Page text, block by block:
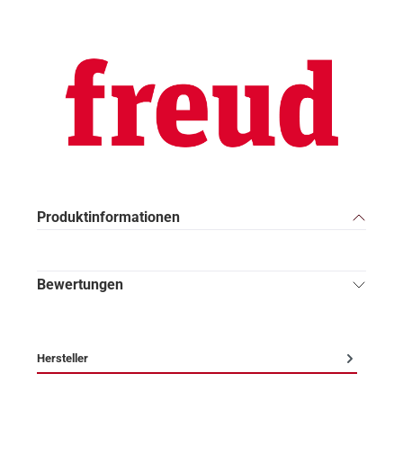
Produktinformationen
Bewertungen
Hersteller